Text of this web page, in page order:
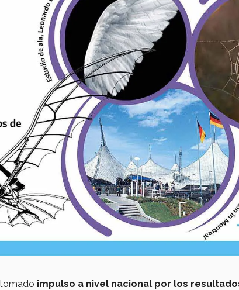
impulso a nivel nacional por los